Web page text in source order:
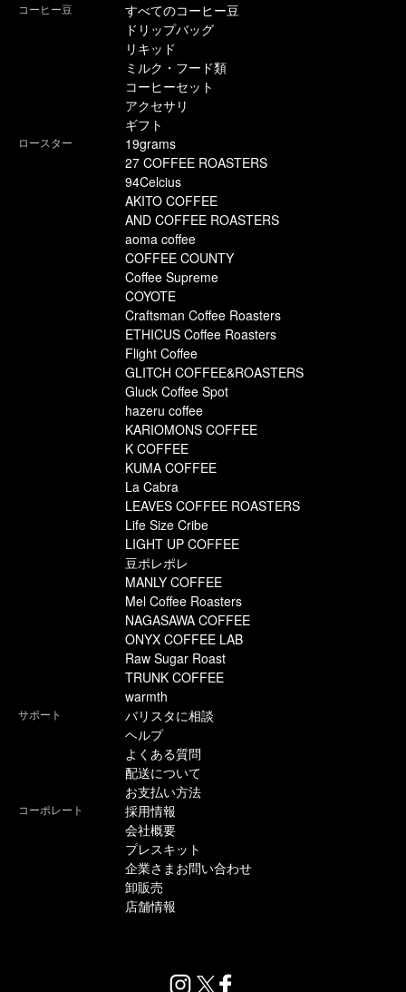
コーヒー豆
すべてのコーヒー豆
ドリップバッグ
リキッド
ミルク・フード類
コーヒーセット
アクセサリ
ギフト
ロースター
19grams
27 COFFEE ROASTERS
94Celcius
AKITO COFFEE
AND COFFEE ROASTERS
aoma coffee
COFFEE COUNTY
Coffee Supreme
COYOTE
Craftsman Coffee Roasters
ETHICUS Coffee Roasters
Flight Coffee
GLITCH COFFEE&ROASTERS
Gluck Coffee Spot
hazeru coffee
KARIOMONS COFFEE
K COFFEE
KUMA COFFEE
La Cabra
LEAVES COFFEE ROASTERS
Life Size Cribe
LIGHT UP COFFEE
豆ポレポレ
MANLY COFFEE
Mel Coffee Roasters
NAGASAWA COFFEE
ONYX COFFEE LAB
Raw Sugar Roast
TRUNK COFFEE
warmth
サポート
バリスタに相談
ヘルプ
よくある質問
配送について
お支払い方法
コーポレート
採用情報
会社概要
プレスキット
企業さまお問い合わせ
卸販売
店舗情報